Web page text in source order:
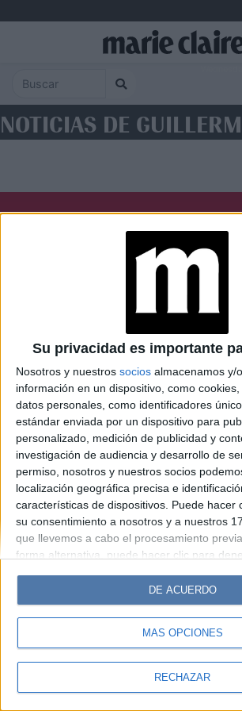
Su privacidad es importante
Nosotros y nuestros socios almacenamos y/
información en un dispositivo, como
datos personales, como identificadores
estándar enviada por un dispositivo para
personalizado, medición de publicidad y
investigación de audiencia y desarrollo de
permiso, nosotros y nuestros socios
localización geográfica precisa e
características de dispositivos. Puede hacer
su consentimiento a nosotros y a nuestros
que llevemos a cabo el procesamiento
forma alternativa, puede hacer clic para
cambiar sus preferencias antes de otorgar
Tenga en cuenta que algún procesamiento
personales puede no requerir de su
tiene el derecho de rechazar tal
sus preferencias o retirar su consentimiento
MÁS OPCIONES
RECHAZAR
DE ACUERDO
NOTICIAS DE
Caras Noticias
Weekend Parabrisas
Look
Luz Mía Lunateen
© Perfil.com 2006-2019 - Todos los
Registro de Propiedad Intelectual: